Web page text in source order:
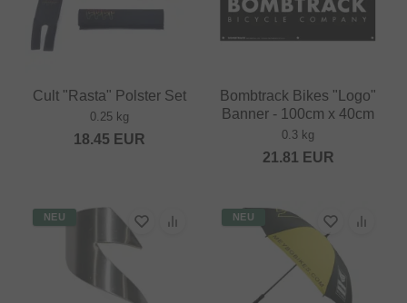
Cult "Rasta" Polster Set
0.25 kg
18.45 EUR
Bombtrack Bikes "Logo"
Banner - 100cm x 40cm
0.3 kg
21.81 EUR
NEU NEU